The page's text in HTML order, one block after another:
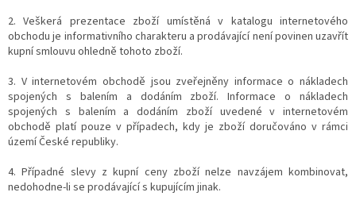
2. Veškerá prezentace zboží umístěná v katalogu internetového
obchodu je informativního charakteru a prodávající není povinen uzavřít
kupní smlouvu ohledně tohoto zboží.
3. V internetovém obchodě jsou zveřejněny informace o nákladech
spojených s balením a dodáním zboží. Informace o nákladech
spojených s balením a dodáním zboží uvedené v internetovém
obchodě platí pouze v případech, kdy je zboží doručováno v rámci
území České republiky.
4. Případné slevy z kupní ceny zboží nelze navzájem kombinovat,
nedohodne-li se prodávající s kupujícím jinak.